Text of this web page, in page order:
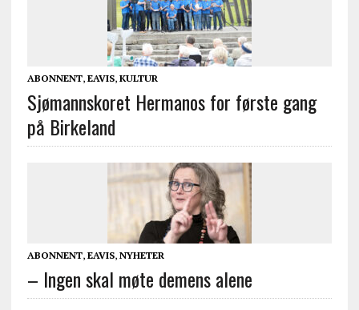
ABONNENT, EAVIS, KULTUR
Sjømannskoret Hermanos for første gang
på Birkeland
ABONNENT, EAVIS, NYHETER
– Ingen skal møte demens alene